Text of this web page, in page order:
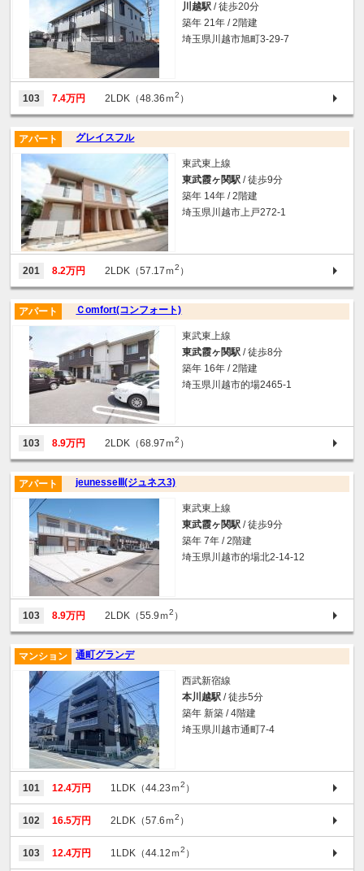
川越駅 / 徒歩20分
築年 21年 / 2階建
埼玉県川越市旭町3-29-7
103 7.4万円 2LDK（48.36ｍ2 ）
グレイスフル
アパート
東武東上線
東武霞ヶ関駅 / 徒歩9分
築年 14年 / 2階建
埼玉県川越市上戸272-1
201 8.2万円 2LDK（57.17ｍ2 ）
Ｃomfort(コンフォート)
アパート
東武東上線
東武霞ヶ関駅 / 徒歩8分
築年 16年 / 2階建
埼玉県川越市的場2465-1
103 8.9万円 2LDK（68.97ｍ2 ）
jeunesseⅢ(ジュネス3)
アパート
東武東上線
東武霞ヶ関駅 / 徒歩9分
築年 7年 / 2階建
埼玉県川越市的場北2-14-12
103 8.9万円 2LDK（55.9ｍ2 ）
通町グランデ
マンション
西武新宿線
本川越駅 / 徒歩5分
築年 新築 / 4階建
埼玉県川越市通町7-4
101 12.4万円 1LDK（44.23ｍ2 ）
102 16.5万円 2LDK（57.6ｍ2 ）
103 12.4万円 1LDK（44.12ｍ2 ）